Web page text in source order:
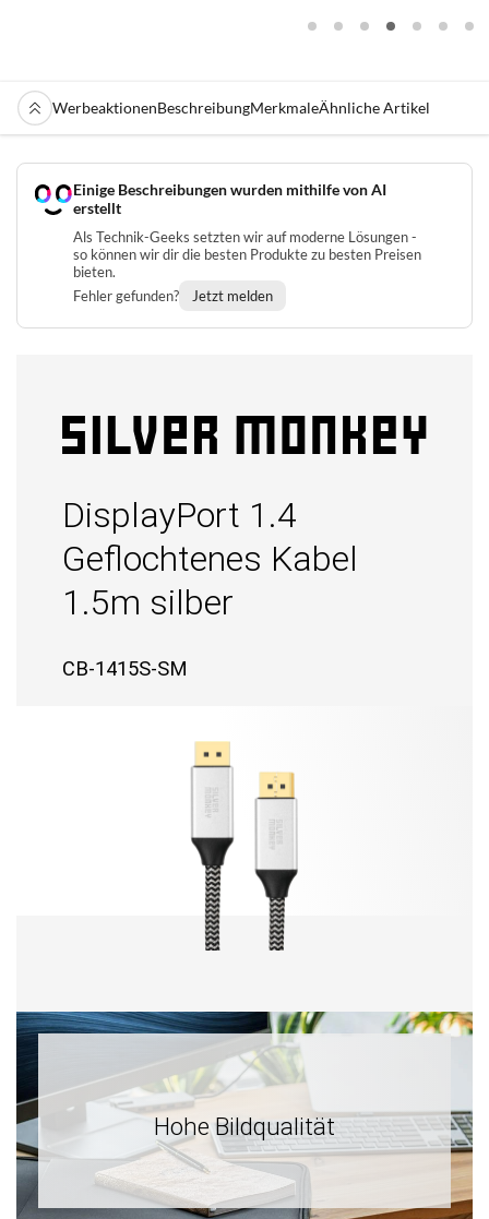
WerbeaktionenBeschreibungMerkmaleÄhnliche Artikel
Einige Beschreibungen wurden mithilfe von AI
erstellt
Als Technik-Geeks setzten wir auf moderne Lösungen -
so können wir dir die besten Produkte zu besten Preisen
bieten.
Fehler gefunden?
Jetzt melden
DisplayPort 1.4
Geflochtenes Kabel
1.5m silber
CB-1415S-SM
Hohe Bildqualität